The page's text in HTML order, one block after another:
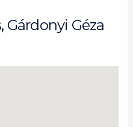
Gárdonyi Géza